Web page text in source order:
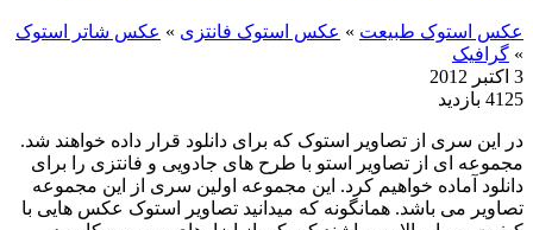
عکس استوک طبیعت » عکس استوک فانتزی » عکس شاتر استوک
» گرافیک
3 اکتبر 2012
4125 بازدید
در این سری از تصاویر استوک که برای دانلود قرار داده خواهند شد.
مجموعه ای از تصاویر استو با طرح های جادویی و فانتزی را برای
دانلود آماده خواهیم کرد. این مجموعه اولین سری از این مجموعه
تصاویر می باشد. همانگونه که میدانید تصاویر استوک عکس هایی با